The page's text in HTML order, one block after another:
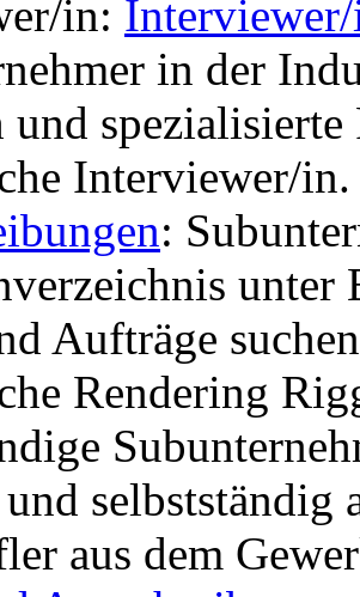
in:
in der
und
Interviewer/
:
Aufträge
Rendering
selbstständig
aus dem